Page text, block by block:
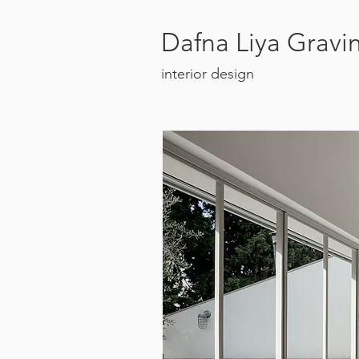
Dafna Liya
interior design